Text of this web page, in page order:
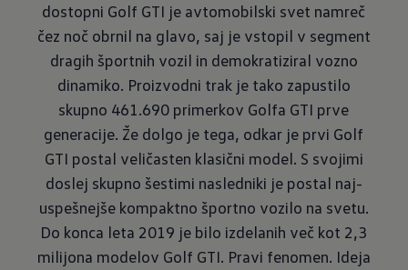
dostopni Golf GTI je avtomobilski svet namreč
čez noč obrnil na glavo, saj je vstopil v segment
dragih športnih vozil in demokratiziral vozno
dinamiko. Proizvodni trak je tako zapustilo
skupno 461.690 primerkov Golfa GTI prve
generacije. Že dolgo je tega, odkar je prvi Golf
GTI postal veličasten klasični model. S svojimi
doslej skupno šestimi nasledniki je postal naj­
uspešnejše kompaktno športno vozilo na svetu.
Do konca leta 2019 je bilo izdelanih več kot 2,3
milijona modelov Golf GTI. Pravi fenomen. Ideja